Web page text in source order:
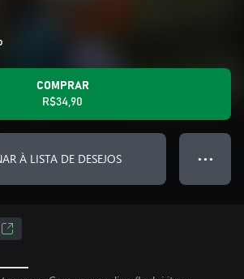
COMPRAR
R$34,90
À LISTA DE DESEJOS ● ● ●